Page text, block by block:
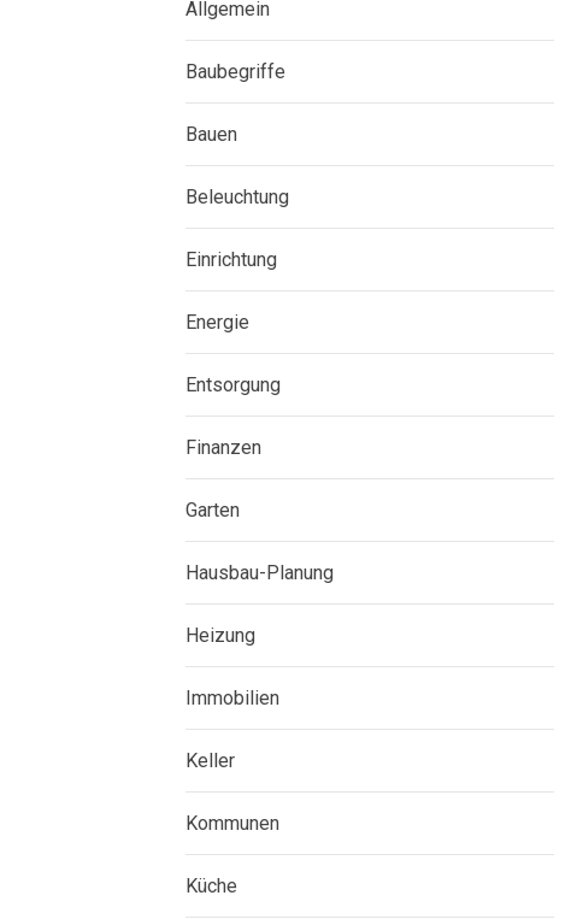
Allgemein
Baubegriffe
Bauen
Beleuchtung
Einrichtung
Energie
Entsorgung
Finanzen
Garten
Hausbau-Planung
Heizung
Immobilien
Keller
Kommunen
Küche